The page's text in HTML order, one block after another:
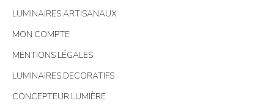
LUMINAIRES ARTISANAUX
MON COMPTE
MENTIONS LÉGALES
LUMINAIRES DECORATIFS
CONCEPTEUR LUMIÈRE